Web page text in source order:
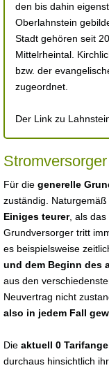
den bis dahin
Oberlahnstein
Stadt gehören seit
Mittelrheintal.
bzw. der
zugeordnet.
Der Link zu
Für die generelle
zuständig.
Einiges teurer, als das
Grundversorger tritt
es beispielsweise
und dem Beginn des
aus den
Neuvertrag nicht
also in jedem Fall
Die aktuell 0
durchaus hinsichtlich